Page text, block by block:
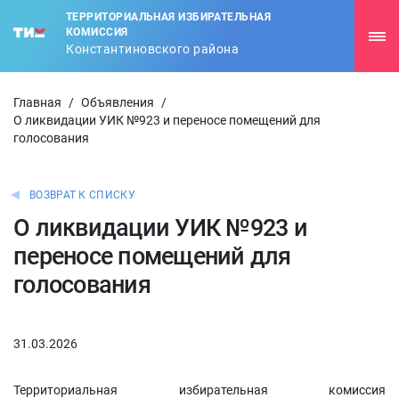
ТЕРРИТОРИАЛЬНАЯ ИЗБИРАТЕЛЬНАЯ
КОМИССИЯ
Константиновского района
Главная / Объявления
/
О ликвидации УИК №923 и переносе помещений для
голосования
ВОЗВРАТ К СПИСКУ
О ликвидации УИК №923 и
переносе помещений для
голосования
31.03.2026
Территориальная избирательная комиссия